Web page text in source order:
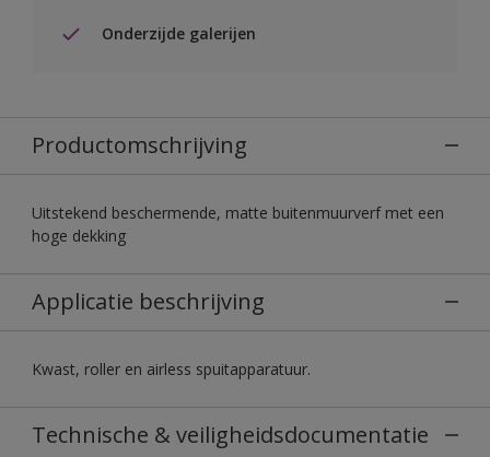
Onderzijde galerijen
Productomschrijving
Uitstekend beschermende, matte buitenmuurverf met een
hoge dekking
Applicatie beschrijving
Kwast, roller en airless spuitapparatuur.
Technische & veiligheidsdocumentatie